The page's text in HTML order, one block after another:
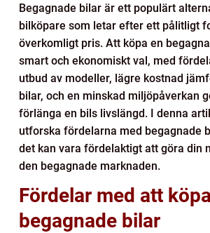
Begagnade bilar är ett populärt
bilköpare som letar efter ett pålitligt
överkomligt pris. Att köpa en
smart och ekonomiskt val, med
utbud av modeller, lägre kostnad
bilar, och en minskad miljöpåverkan
förlänga en bils livslängd. I denna
utforska fördelarna med begagnade
det kan vara fördelaktigt att göra din
den begagnade marknaden.
Fördelar med att köpa
begagnade bilar